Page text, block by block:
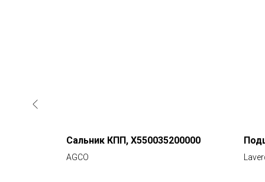
Сальник КПП, X550035200000
AGCO